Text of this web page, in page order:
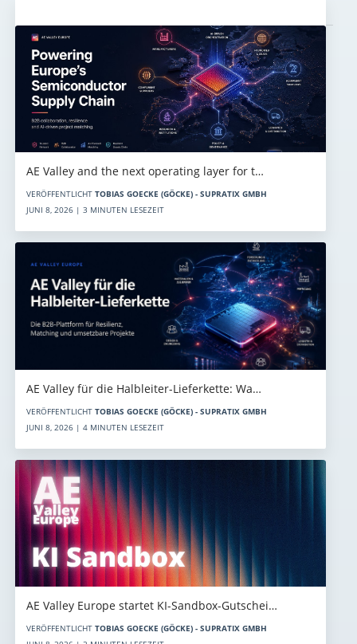
AE Valley and the next operating layer for t…
VERÖFFENTLICHT TOBIAS GOECKE (GÖCKE) - SUPRATIX GMBH
JUNI 8, 2026 | 3 MINUTEN LESEZEIT
AE Valley für die Halbleiter-Lieferkette: Wa…
VERÖFFENTLICHT TOBIAS GOECKE (GÖCKE) - SUPRATIX GMBH
JUNI 8, 2026 | 4 MINUTEN LESEZEIT
AE Valley Europe startet KI-Sandbox-Gutschei…
VERÖFFENTLICHT TOBIAS GOECKE (GÖCKE) - SUPRATIX GMBH